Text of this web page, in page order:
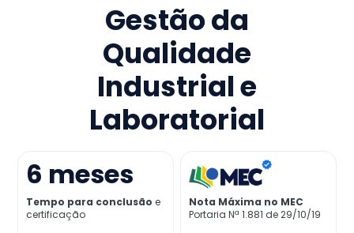
Como funciona
Credenciamento MEC
Matricule-se
Gestão da
Qualidade
Industrial e
Laboratorial
6 meses
Tempo para conclusão e
certificação
Nota Máxima no MEC
Portaria Nª 1.881 de 29/10/19